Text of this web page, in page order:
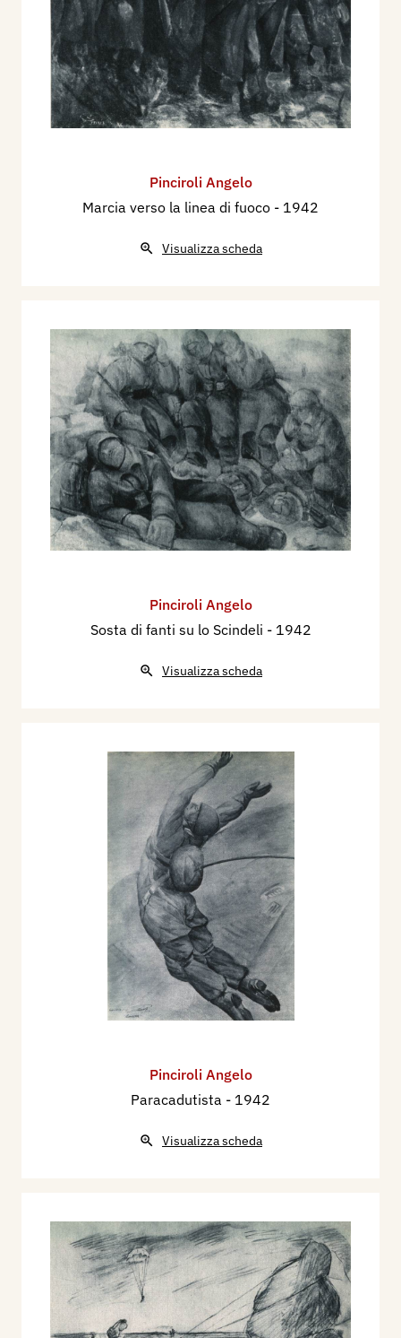
Pinciroli Angelo
Marcia verso la linea di fuoco - 1942
Visualizza scheda
Pinciroli Angelo
Sosta di fanti su lo Scindeli - 1942
Visualizza scheda
Pinciroli Angelo
Paracadutista - 1942
Visualizza scheda